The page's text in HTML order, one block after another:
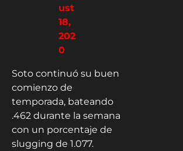
ust
18,
202
0
Soto continuó su buen
comienzo de
temporada, bateando
.462 durante la semana
con un porcentaje de
slugging de 1.077.